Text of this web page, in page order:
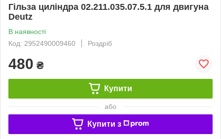
Гільза циліндра 02.211.035.07.5.1 для двигуна
Deutz
В наявності
Код: 2952490009460
Роздріб
480 ₴
Купити
або
Купити з